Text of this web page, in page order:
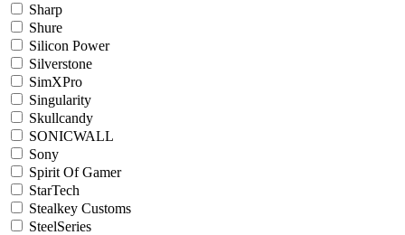
Sharp
Shure
Silicon Power
Silverstone
SimXPro
Singularity
Skullcandy
SONICWALL
Sony
Spirit Of Gamer
StarTech
Stealkey Customs
SteelSeries